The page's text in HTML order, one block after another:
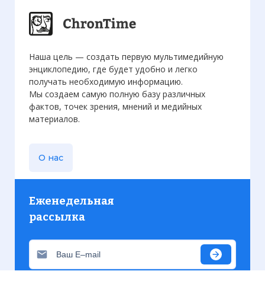
Наша цель — создать первую мультимедийную
энциклопедию, где будет удобно и легко
получать необходимую информацию.
Мы создаем самую полную базу различных
фактов, точек зрения, мнений и медийных
материалов.
О нас
Еженедельная
рассылка